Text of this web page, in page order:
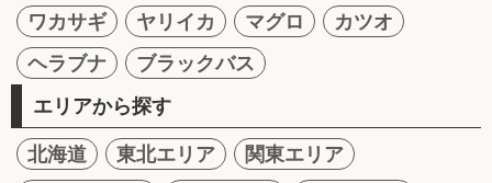
ワカサギ
ヤリイカ マグロ
カツオ
ヘラブナ
ブラックバス
エリアから探す
北海道 東北エリア
関東エリア